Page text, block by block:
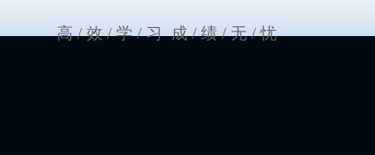
高 / 效 / 学 / 习 成 / 绩 / 无 / 忧